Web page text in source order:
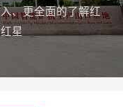
、更全面的了解红
星